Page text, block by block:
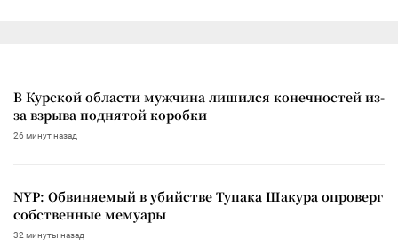
В Курской области мужчина лишился конечностей из-
за взрыва поднятой коробки
26 минут назад
NYP: Обвиняемый в убийстве Тупака Шакура опроверг
собственные мемуары
32 минуты назад